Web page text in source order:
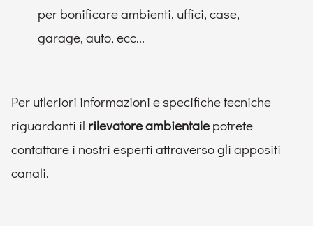
per bonificare ambienti, uffici, case,
garage, auto, ecc...
Per utleriori informazioni e specifiche tecniche
riguardanti il rilevatore ambientalepotrete
contattare i nostri esperti attraverso gli appositi
canali.